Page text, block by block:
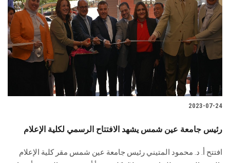
2023-07-24
رئيس جامعة عين شمس يشهد الافتتاح الرسمي لكلية الإعلام
افتتح أ. د. محمود المتيني رئيس جامعة عين شمس مقر كلية الإعلام